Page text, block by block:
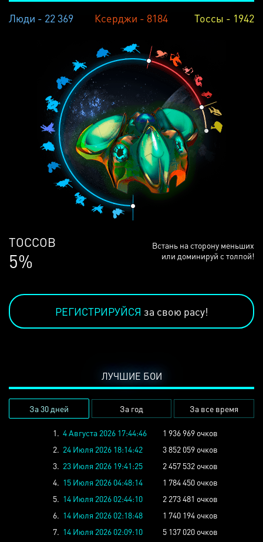
Люди - 22 369 Ксерджи - 8184 Тоссы - 1942
ЛЮДЕЙ
68%
Встань на сторону меньших
или доминируй с толпой!
РЕГИСТРИРУЙСЯ за свою расу!
ЛУЧШИЕ БОИ
За 30 дней За год За все время
1. 4 Августа 2026 17:44:46
1 936 969 очков
2. 24 Июля 2026 18:14:42
3 852 059 очков
3. 23 Июля 2026 19:41:25
2 457 532 очков
4. 15 Июля 2026 04:48:14
1 784 450 очков
5. 14 Июля 2026 02:44:10
2 273 481 очков
6. 14 Июля 2026 02:18:48
1 740 194 очков
7. 14 Июля 2026 02:09:10
5 137 020 очков